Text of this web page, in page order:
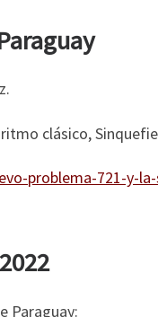
clásico,
problema-721-y-
Paraguay: